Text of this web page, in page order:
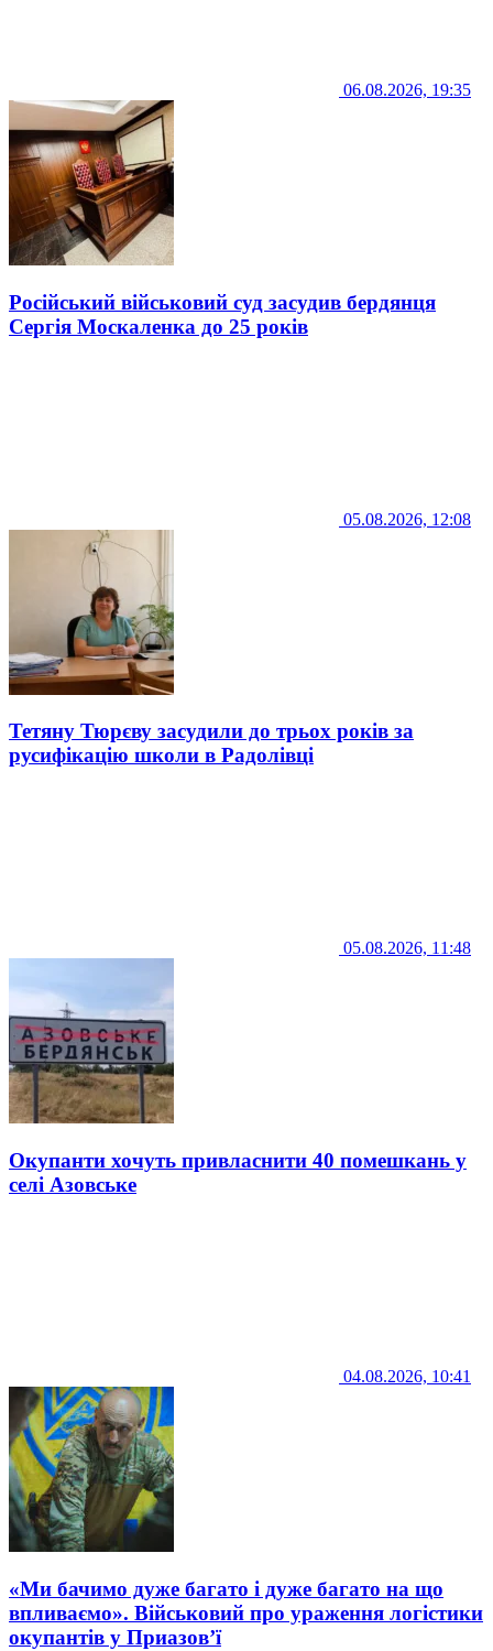
06.08.2026, 19:35
Російський військовий суд засудив бердянця
Сергія Москаленка до 25 років
05.08.2026, 12:08
Тетяну Тюрєву засудили до трьох років за
русифікацію школи в Радолівці
05.08.2026, 11:48
Окупанти хочуть привласнити 40 помешкань у
селі Азовське
04.08.2026, 10:41
«Ми бачимо дуже багато і дуже багато на що
впливаємо». Військовий про ураження логістики
окупантів у Приазов’ї